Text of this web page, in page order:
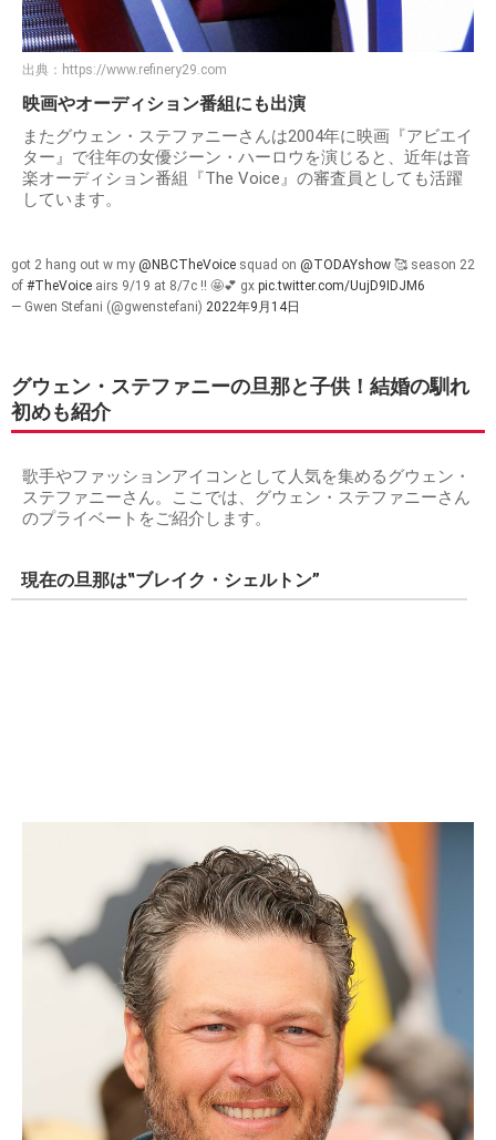
出典： https://www.refinery29.com
映画やオーディション番組にも出演
またグウェン・ステファニーさんは2004年に映画『アビエイ
ター』で往年の女優ジーン・ハーロウを演じると、近年は音
楽オーディション番組『The Voice』の審査員としても活躍
しています。
got 2 hang out w my @NBCTheVoice squad on @TODAYshow 🥰 season 22
of #TheVoice airs 9/19 at 8/7c !! 🤩💕 gx pic.twitter.com/UujD9IDJM6
— Gwen Stefani (@gwenstefani) 2022年9月14日
グウェン・ステファニーの旦那と子供！結婚の馴れ
初めも紹介
歌手やファッションアイコンとして人気を集めるグウェン・
ステファニーさん。ここでは、グウェン・ステファニーさん
のプライベートをご紹介します。
現在の旦那は‟ブレイク・シェルトン”